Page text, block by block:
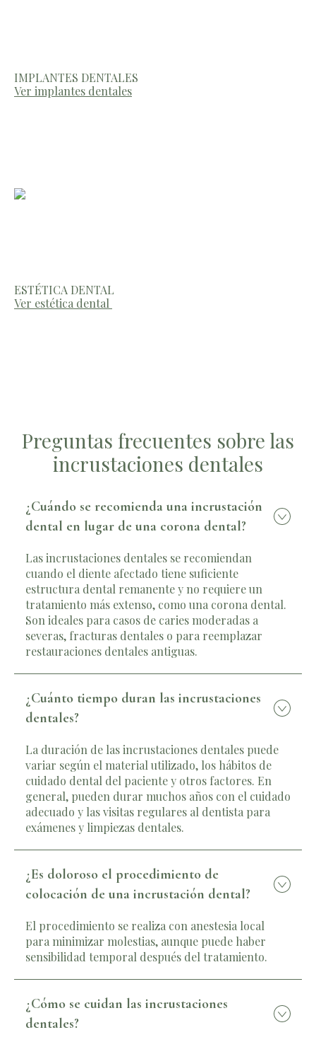
IMPLANTES DENTALES
Ver implantes dentales
ESTÉTICA DENTAL
Ver estética dental
Preguntas frecuentes sobre las
incrustaciones dentales
¿Cuándo se recomienda una incrustación
dental en lugar de una corona dental?
Las incrustaciones dentales se recomiendan
cuando el diente afectado tiene suficiente
estructura dental remanente y no requiere un
tratamiento más extenso, como una corona dental.
Son ideales para casos de caries moderadas a
severas, fracturas dentales o para reemplazar
restauraciones dentales antiguas.
¿Cuánto tiempo duran las incrustaciones
dentales?
La duración de las incrustaciones dentales puede
variar según el material utilizado, los hábitos de
cuidado dental del paciente y otros factores. En
general, pueden durar muchos años con el cuidado
adecuado y las visitas regulares al dentista para
exámenes y limpiezas dentales.
¿Es doloroso el procedimiento de
colocación de una incrustación dental?
El procedimiento se realiza con anestesia local
para minimizar molestias, aunque puede haber
sensibilidad temporal después del tratamiento.
¿Cómo se cuidan las incrustaciones
dentales?